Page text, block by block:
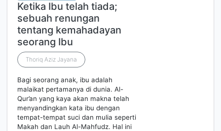
Ketika Ibu telah tiada;
sebuah renungan
tentang kemahadayan
seorang Ibu
Thoriq Aziz Jayana
Bagi seorang anak, ibu adalah
malaikat pertamanya di dunia. Al-
Qur’an yang kaya akan makna telah
menyandingkan kata ibu dengan
tempat-tempat suci dan mulia seperti
Makah dan Lauh Al-Mahfudz. Hal ini